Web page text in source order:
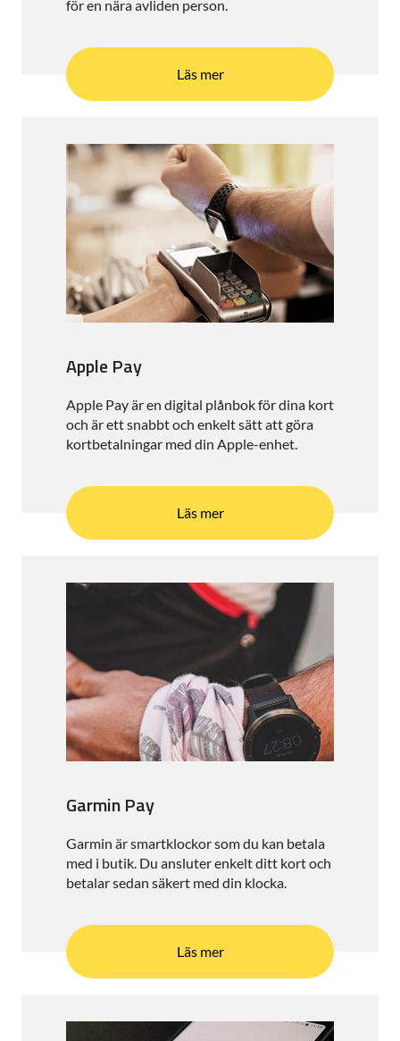
för en nära avliden person.
Läs mer
Apple Pay
Apple Pay är en digital plånbok för dina kort
och är ett snabbt och enkelt sätt att göra
kortbetalningar med din Apple-enhet.
Läs mer
Garmin Pay
Garmin är smartklockor som du kan betala
med i butik. Du ansluter enkelt ditt kort och
betalar sedan säkert med din klocka.
Läs mer